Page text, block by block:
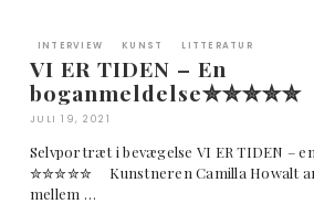
INTERVIEW KUNST LITTERATUR
VI ER TIDEN – En
boganmeldelse✮✮✮✮✮
JULI 19, 2021
Selvportræt i bevægelse VI ER TIDEN –
✮✮✮✮✮ Kunstneren Camilla Howalt
mellem …